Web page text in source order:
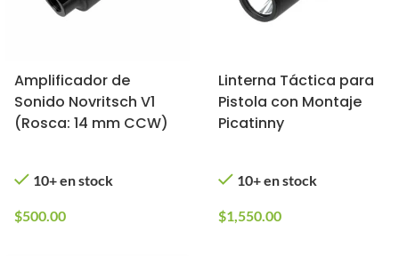
Amplificador de
Sonido Novritsch V1
(Rosca: 14 mm CCW)
10+ en stock
$500.00
Linterna Táctica para
Pistola con Montaje
Picatinny
10+ en stock
$1,550.00